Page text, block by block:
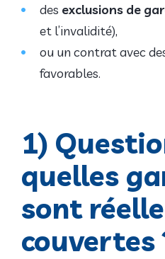
des exclusions de
et l’invalidité),
ou un contrat avec
favorables.
1)
quelles
sont
couvertes